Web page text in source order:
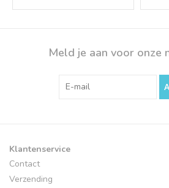
Meld je aan voor onze
Klantenservice
Contact
Verzending